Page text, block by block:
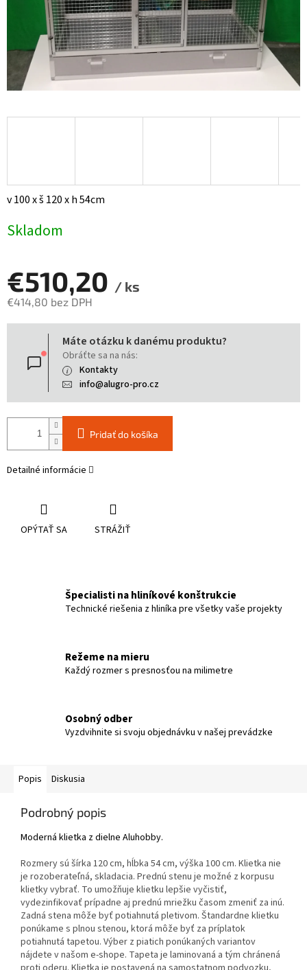
v 100 x š 120 x h 54cm
Skladom
€510,20 / ks
€414,80 bez DPH
Jednotková
Máte otázku k danému produktu?
Obráťte sa na nás:
Kontakty
info@alugro-pro.cz
Pridať do košíka
Detailné informácie
OPÝTAŤ SA STRÁŽIŤ
Špecialisti na hliníkové konštrukcie
Technické riešenia z hliníka pre všetky vaše projekty
Režeme na mieru
Každý rozmer s presnosťou na milimetre
Osobný odber
Vyzdvihnite si svoju objednávku v našej prevádzke
Popis Diskusia
Podrobný popis
Moderná klietka z dielne Aluhobby.
Rozmery sú šírka 120 cm, hĺbka 54 cm, výška 100 cm. Klietka nie
je rozoberateľná, skladacia. Prednú stenu je možné z korpusu
klietky vybrať. To umožňuje klietku lepšie vyčistiť,
vydezinfikovať prípadne aj prednú mriežku časom zmeniť za inú.
Zadná stena môže byť potiahnutá pletivom. Štandardne klietku
ponúkame s plnou stenou, ktorá môže byť za príplatok
potiahnutá tapetou. Výber z piatich ponúkaných variantov
nájdete v našom e-shope. Tapeta je laminovaná a tým chránená